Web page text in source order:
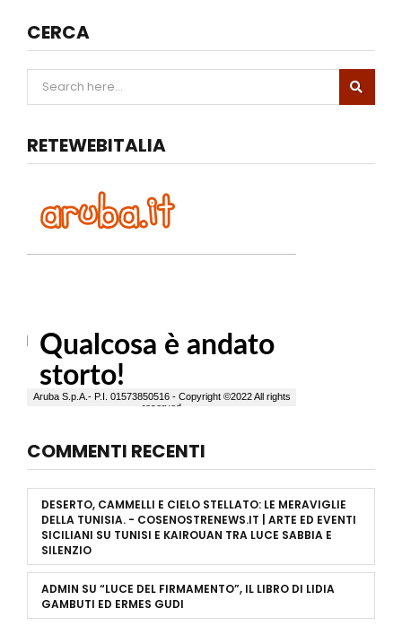
CERCA
RETEWEBITALIA
COMMENTI RECENTI
DESERTO, CAMMELLI E CIELO STELLATO: LE MERAVIGLIE
DELLA TUNISIA. - COSENOSTRENEWS.IT | ARTE ED EVENTI
SICILIANI SU TUNISI E KAIROUAN TRA LUCE SABBIA E
SILENZIO
ADMIN SU “LUCE DEL FIRMAMENTO”, IL LIBRO DI LIDIA
GAMBUTI ED ERMES GUDI